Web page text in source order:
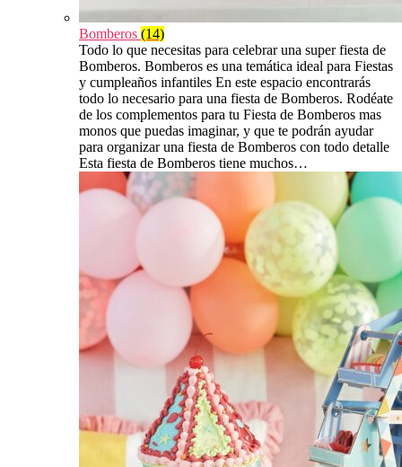
Bomberos (14)
Todo lo que necesitas para celebrar una super fiesta de
Bomberos. Bomberos es una temática ideal para Fiestas
y cumpleaños infantiles En este espacio encontrarás
todo lo necesario para una fiesta de Bomberos. Rodéate
de los complementos para tu Fiesta de Bomberos mas
monos que puedas imaginar, y que te podrán ayudar
para organizar una fiesta de Bomberos con todo detalle
Esta fiesta de Bomberos tiene muchos…